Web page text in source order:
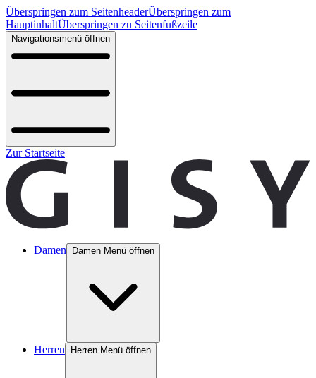
Überspringen zum SeitenheaderÜberspringen zum
HauptinhaltÜberspringen zu Seitenfußzeile
Navigationsmenü öffnen
Zur Startseite
Damen Damen Menü öffnen
Herren Herren Menü öffnen